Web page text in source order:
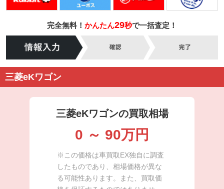
完全無料！ かんたん29秒で一括査定！
三菱eKワゴン
三菱eKワゴンの買取相場
0 ～ 90万円
※この価格は車買取EX独自に調査
したものであり、相場価格が異な
る可能性あります。また、買取価